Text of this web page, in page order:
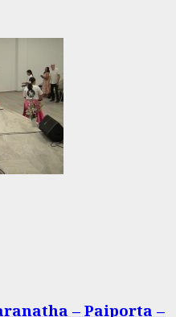
– Paiporta –